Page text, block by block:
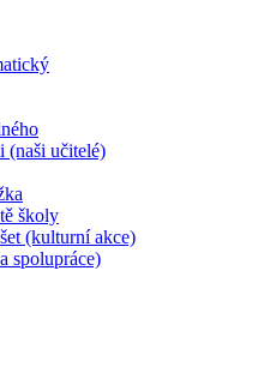
(naši učitelé)
školy
(kulturní akce)
spolupráce)